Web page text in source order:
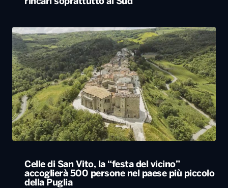
Celle di San Vito, la “festa del vicino”
accoglierà 500 persone nel paese più piccolo
della Puglia